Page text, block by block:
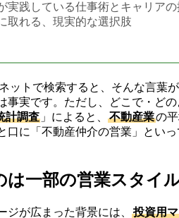
実践している仕事術とキャリア
取れる、現実的な選択肢
ットで検索すると、そんな言葉
実です。ただし、どこで・ど
計調査 」によると、不動産業の
口に「不動産仲介の営業」といっ
は一部の営業スタイ
ジが広まった背景には、 投資用